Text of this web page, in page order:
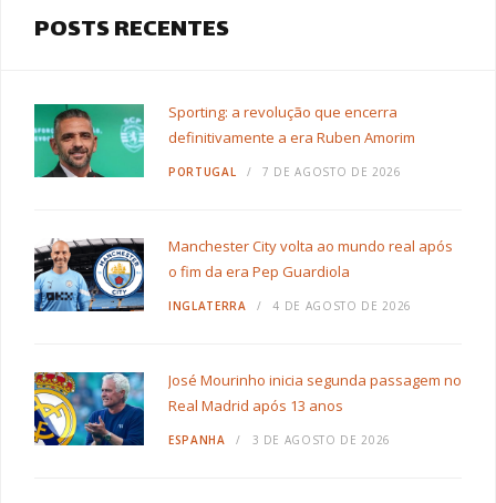
POSTS RECENTES
Sporting: a revolução que encerra
definitivamente a era Ruben Amorim
PORTUGAL 7 DE AGOSTO DE 2026
Manchester City volta ao mundo real após
o fim da era Pep Guardiola
INGLATERRA 4 DE AGOSTO DE 2026
José Mourinho inicia segunda passagem no
Real Madrid após 13 anos
ESPANHA 3 DE AGOSTO DE 2026